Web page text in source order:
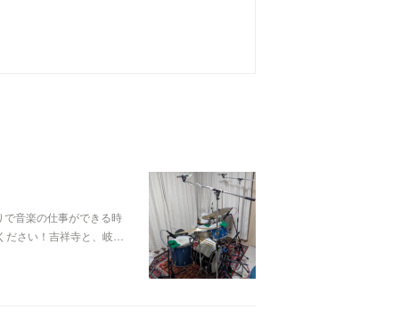
音楽の仕事ができる時
さい！吉祥寺と、岐…